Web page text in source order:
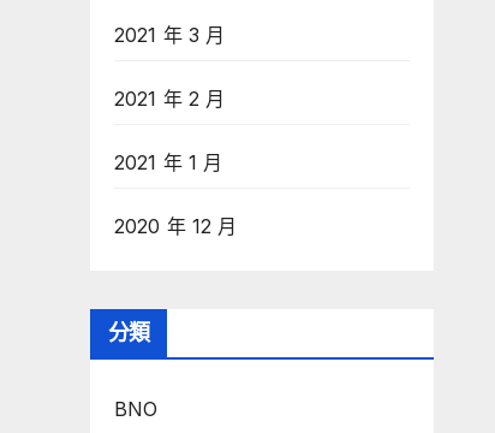
2021 年 3 月
2021 年 2 月
2021 年 1 月
2020 年 12 月
分類
BNO